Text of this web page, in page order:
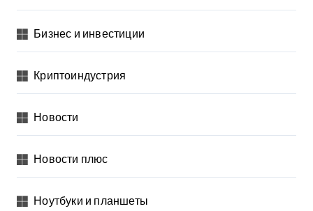
Бизнес и инвестиции
Криптоиндустрия
Новости
Новости плюс
Ноутбуки и планшеты